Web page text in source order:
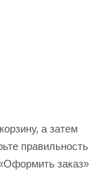
а затем
правильность
заказ»